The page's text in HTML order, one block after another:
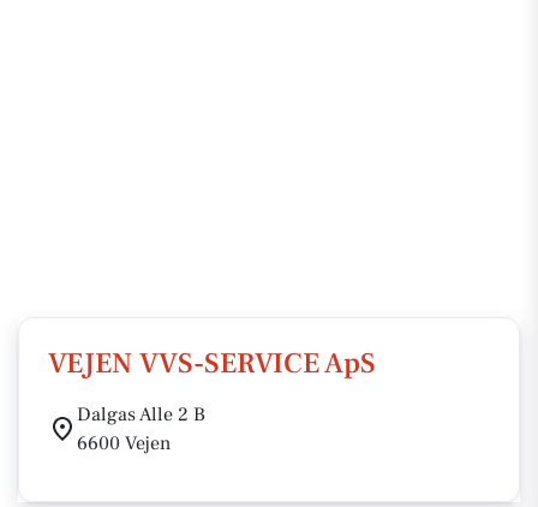
VEJEN VVS-SERVICE ApS
Dalgas Alle 2 B
6600 Vejen